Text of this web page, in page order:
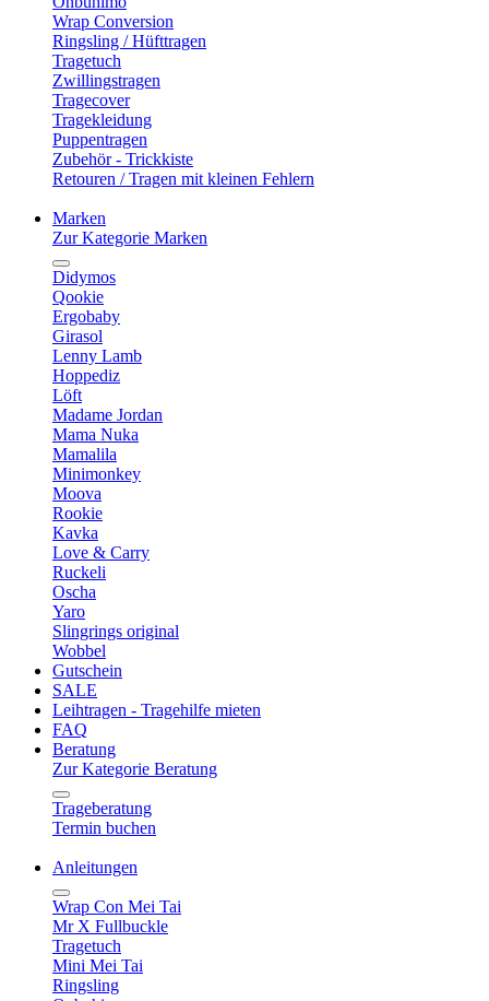
Wrap Conversion
Ringsling / Hüfttragen
Tragetuch
Zwillingstragen
Tragecover
Tragekleidung
Puppentragen
Zubehör - Trickkiste
Retouren / Tragen mit kleinen Fehlern
Marken
Zur Kategorie Marken
Didymos
Qookie
Ergobaby
Girasol
Lenny Lamb
Hoppediz
Löft
Madame Jordan
Mama Nuka
Mamalila
Minimonkey
Moova
Rookie
Kavka
Love & Carry
Ruckeli
Oscha
Yaro
Slingrings original
Wobbel
Gutschein
SALE
Leihtragen - Tragehilfe mieten
FAQ
Beratung
Zur Kategorie Beratung
Trageberatung
Termin buchen
Anleitungen
Wrap Con Mei Tai
Mr X Fullbuckle
Tragetuch
Mini Mei Tai
Ringsling